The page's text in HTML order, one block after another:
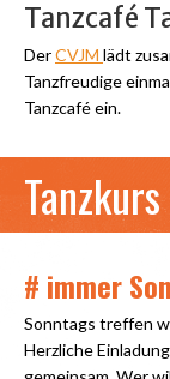
Tanzcafé
DerCVJM lädt
Tanzfreudige
Tanzcafé ein.
# immer
Sonntags treffen
Herzliche